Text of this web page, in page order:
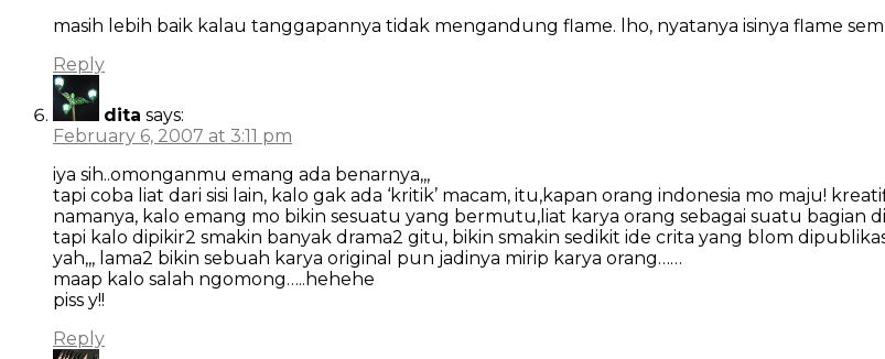
masih lebih baik kalau tanggapannya tidak mengandung flame. lho, nyatanya isinya flame
Reply
dita says:
February 6, 2007 at 3:11 pm
iya sih..omonganmu emang ada benarnya,,,
tapi coba liat dari sisi lain, kalo gak ada ‘kritik’ macam, itu,kapan orang indonesia mo maju!
namanya, kalo emang mo bikin sesuatu yang bermutu,liat karya orang sebagai suatu bagian
tapi kalo dipikir2 smakin banyak drama2 gitu, bikin smakin sedikit ide crita yang blom
yah,,, lama2 bikin sebuah karya original pun jadinya mirip karya orang……
maap kalo salah ngomong…..hehehe
piss y!!
Reply